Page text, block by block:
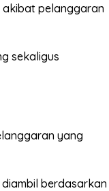
akibat pelanggaran
sekaligus
yang
berdasarkan